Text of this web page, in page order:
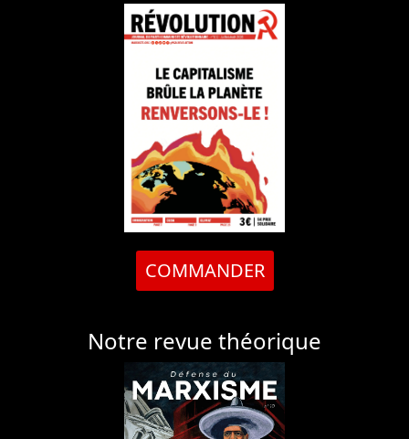
COMMANDER
Notre revue théorique